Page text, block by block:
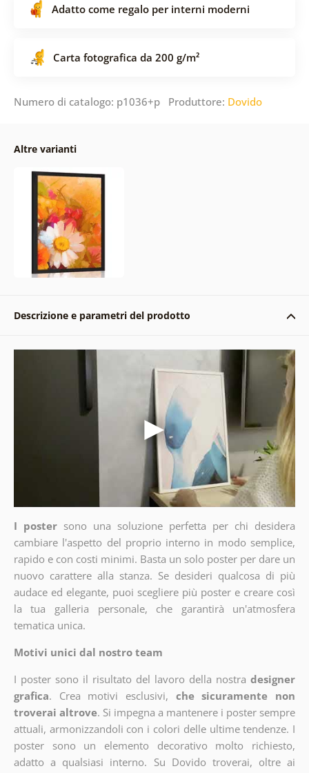
Adatto come regalo per interni moderni
Carta fotografica da 200 g/m²
Numero di catalogo: p1036+p Produttore: Dovido
Altre varianti
Descrizione e parametri del prodotto
I poster sono una soluzione perfetta per chi desidera
cambiare l'aspetto del proprio interno in modo semplice,
rapido e con costi minimi. Basta un solo poster per dare un
nuovo carattere alla stanza. Se desideri qualcosa di più
audace ed elegante, puoi scegliere più poster e creare così
la tua galleria personale, che garantirà un'atmosfera
tematica unica.
Motivi unici dal nostro team
I poster sono il risultato del lavoro della nostra designer
grafica. Crea motivi esclusivi, che sicuramente non
troverai altrove. Si impegna a mantenere i poster sempre
attuali, armonizzandoli con i colori delle ultime tendenze. I
poster sono un elemento decorativo molto richiesto,
adatto a qualsiasi interno. Su Dovido troverai, oltre ai